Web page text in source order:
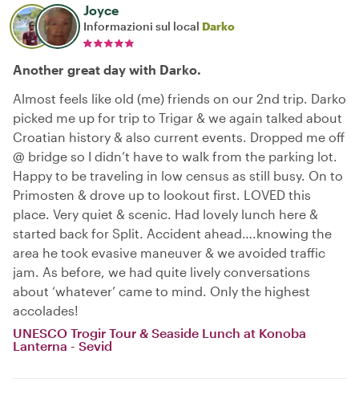
Joyce
Informazioni sul local Darko
Another great day with Darko.
Almost feels like old (me) friends on our 2nd trip. Darko
picked me up for trip to Trigar & we again talked about
Croatian history & also current events. Dropped me off
@ bridge so I didn’t have to walk from the parking lot.
Happy to be traveling in low census as still busy. On to
Primosten & drove up to lookout first. LOVED this
place. Very quiet & scenic. Had lovely lunch here &
started back for Split. Accident ahead….knowing the
area he took evasive maneuver & we avoided traffic
jam. As before, we had quite lively conversations
about ‘whatever’ came to mind. Only the highest
accolades!
UNESCO Trogir Tour & Seaside Lunch at Konoba
Lanterna - Sevid